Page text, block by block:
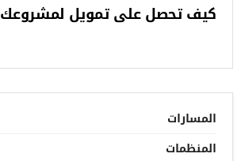
كيف تحصل على تمويل لمشروعك
المسارات
المنظمات